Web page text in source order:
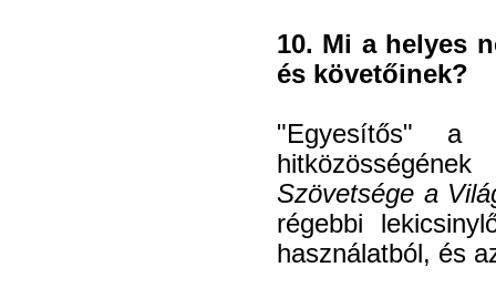
10. Mi a helyes
és követőinek?
"Egyesítős" a
Szövetsége a
régebbi
használatból, és